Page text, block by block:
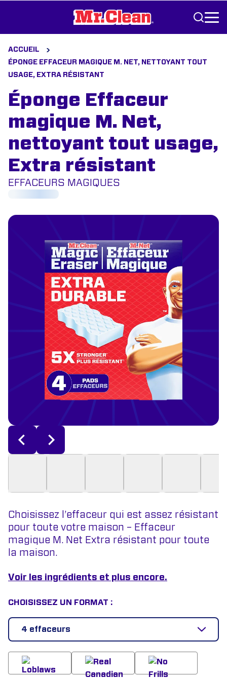
Aller au contenu
ACCUEIL
ÉPONGE EFFACEUR MAGIQUE M. NET, NETTOYANT TOUT
USAGE, EXTRA RÉSISTANT
Éponge Effaceur
magique M. Net,
nettoyant tout usage,
Extra résistant
EFFACEURS MAGIQUES
Choisissez l’effaceur qui est assez résistant
pour toute votre maison – Effaceur
magique M. Net Extra résistant pour toute
la maison.
Voir les ingrédients et plus encore.
CHOISISSEZ UN FORMAT :
4 effaceurs